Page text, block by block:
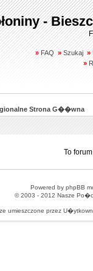
-
» FAQ » Szukaj »
»
Strona G��wna
To
Powered by phpBB
© 2003 - 2012 Nasze
umieszczone przez